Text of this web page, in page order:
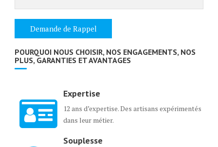
POURQUOI NOUS CHOISIR, NOS ENGAGEMENTS, NOS
PLUS, GARANTIES ET AVANTAGES
Expertise
12 ans d’expertise. Des artisans expérimentés
dans leur métier.
Souplesse